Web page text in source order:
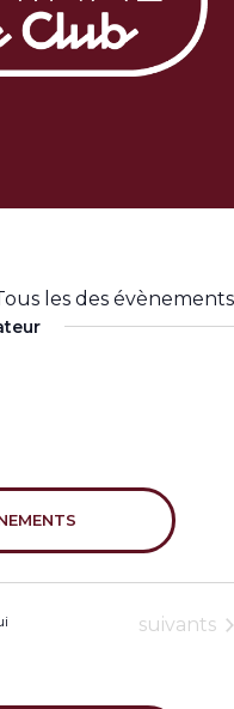
les des évènements
des
suivants